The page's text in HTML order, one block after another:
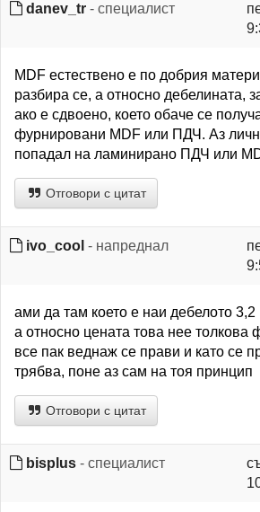
danev_tr - специалист
MDF естествено е по добрия
разбира се, а относно дебелината,
ако е сдвоено, което обаче се
фурнировани MDF или ПДЧ. Аз
попадал на ламинирано ПДЧ или
Отговори с цитат
ivo_cool - напреднал
ами да там което е наи дебелото 3,2
а относно цената това нее
все пак веднаж се прави и като се
трябва, поне аз сам на тоя принцип
Отговори с цитат
bisplus - специалист